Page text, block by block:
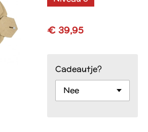
€ 39,95
Cadeautje?